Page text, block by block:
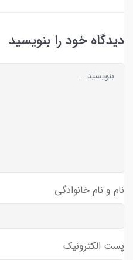
دیدگاه خود را بنویسید
نام و نام خانوادگی
پست الکترونیک